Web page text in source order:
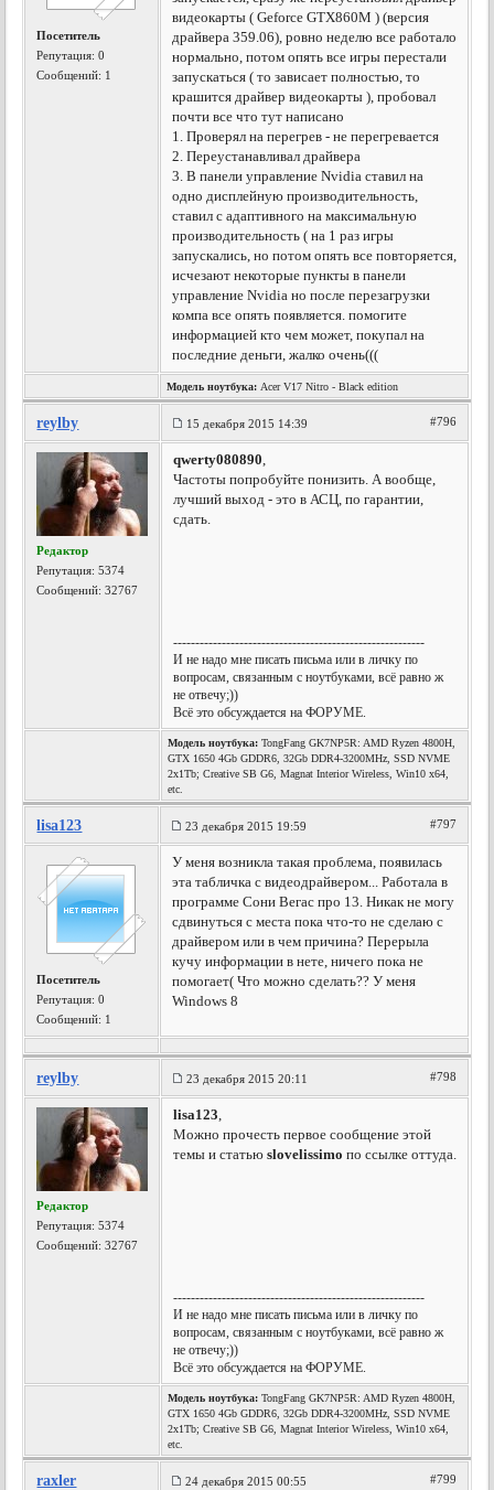
Посетитель
Репутация:0
Сообщений: 1
видеокарты ( Geforce GTX860M ) (версия
драйвера 359.06), ровно неделю все работало
нормально, потом опять все игры перестали
запускаться ( то зависает полностью, то
крашится драйвер видеокарты ), пробовал
почти все что тут написано
1. Проверял на перегрев - не перегревается
2. Переустанавливал драйвера
3. В панели управление Nvidia ставил на
одно дисплейную производительность,
ставил с адаптивного на максимальную
производительность ( на 1 раз игры
запускались, но потом опять все повторяется,
исчезают некоторые пункты в панели
управление Nvidia но после перезагрузки
компа все опять появляется. помогите
информацией кто чем может, покупал на
последние деньги, жалко очень(((
Модель ноутбука: Acer V17 Nitro - Black edition
reylby 15 декабря 2015 14:39 #796
Редактор
Репутация:5374
Сообщений: 32767
qwerty080890,
Частоты попробуйте понизить. А вообще,
лучший выход - это в АСЦ, по гарантии,
сдать.
---------------------------------------------------------
И не надо мне писать письма или в личку по
вопросам, связанным с ноутбуками, всё равно ж
не отвечу;))
Всё это обсуждается на ФОРУМЕ.
Модель ноутбука: TongFang GK7NP5R: AMD Ryzen 4800H,
GTX 1650 4Gb GDDR6, 32Gb DDR4-3200MHz, SSD NVME
2x1Tb; Creative SB G6, Magnat Interior Wireless, Win10 x64,
etc.
lisa123 23 декабря 2015 19:59 #797
Посетитель
Репутация:0
Сообщений: 1
У меня возникла такая проблема, появилась
эта табличка с видеодрайвером... Работала в
программе Сони Вегас про 13. Никак не могу
сдвинуться с места пока что-то не сделаю с
драйвером или в чем причина? Перерыла
кучу информации в нете, ничего пока не
помогает( Что можно сделать?? У меня
Windows 8
reylby 23 декабря 2015 20:11 #798
Редактор
Репутация:5374
Сообщений: 32767
lisa123,
Можно прочесть первое сообщение этой
темы и статьюslovelissimo по ссылке оттуда.
---------------------------------------------------------
И не надо мне писать письма или в личку по
вопросам, связанным с ноутбуками, всё равно ж
не отвечу;))
Всё это обсуждается на ФОРУМЕ.
Модель ноутбука: TongFang GK7NP5R: AMD Ryzen 4800H,
GTX 1650 4Gb GDDR6, 32Gb DDR4-3200MHz, SSD NVME
2x1Tb; Creative SB G6, Magnat Interior Wireless, Win10 x64,
etc.
raxler 24 декабря 2015 00:55 #799